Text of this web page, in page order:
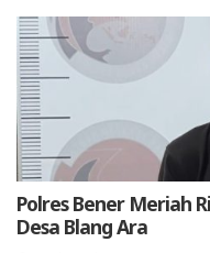
Polres Bener Meriah
Desa Blang Ara